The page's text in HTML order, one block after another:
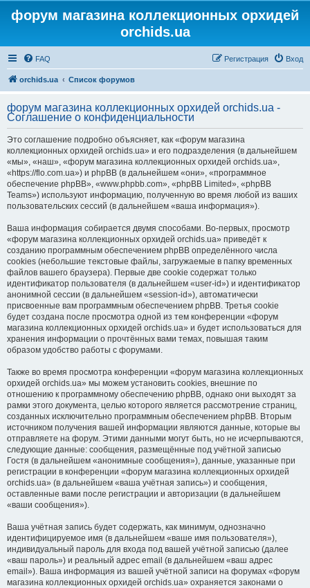
форум магазина коллекционных орхидей
orchids.ua
FAQ Вход
Регистрация
orchids.ua Список форумов
форум магазина коллекционных орхидей orchids.ua -
Соглашение о конфиденциальности
Это соглашение подробно объясняет, как «форум магазина
коллекционных орхидей orchids.ua» и его подразделения (в дальнейшем
«мы», «наш», «форум магазина коллекционных орхидей orchids.ua»,
«https://flo.com.ua») и phpBB (в дальнейшем «они», «программное
обеспечение phpBB», «www.phpbb.com», «phpBB Limited», «phpBB
Teams») используют информацию, полученную во время любой из ваших
пользовательских сессий (в дальнейшем «ваша информация»).
Ваша информация собирается двумя способами. Во-первых, просмотр
«форум магазина коллекционных орхидей orchids.ua» приведёт к
созданию программным обеспечением phpBB определённого числа
cookies (небольшие текстовые файлы, загружаемые в папку временных
файлов вашего браузера). Первые две cookie содержат только
идентификатор пользователя (в дальнейшем «user-id») и идентификатор
анонимной сессии (в дальнейшем «session-id»), автоматически
присвоенные вам программным обеспечением phpBB. Третья cookie
будет создана после просмотра одной из тем конференции «форум
магазина коллекционных орхидей orchids.ua» и будет использоваться для
хранения информации о прочтённых вами темах, повышая таким
образом удобство работы с форумами.
Также во время просмотра конференции «форум магазина коллекционных
орхидей orchids.ua» мы можем установить cookies, внешние по
отношению к программному обеспечению phpBB, однако они выходят за
рамки этого документа, целью которого является рассмотрение страниц,
созданных исключительно программным обеспечением phpBB. Вторым
источником получения вашей информации являются данные, которые вы
отправляете на форум. Этими данными могут быть, но не исчерпываются,
следующие данные: сообщения, размещённые под учётной записью
Гостя (в дальнейшем «анонимные сообщения»), данные, указанные при
регистрации в конференции «форум магазина коллекционных орхидей
orchids.ua» (в дальнейшем «ваша учётная запись») и сообщения,
оставленные вами после регистрации и авторизации (в дальнейшем
«ваши сообщения»).
Ваша учётная запись будет содержать, как минимум, однозначно
идентифицируемое имя (в дальнейшем «ваше имя пользователя»),
индивидуальный пароль для входа под вашей учётной записью (далее
«ваш пароль») и реальный адрес email (в дальнейшем «ваш адрес
email»). Ваша информация из вашей учётной записи на форумах «форум
магазина коллекционных орхидей orchids.ua» охраняется законами о